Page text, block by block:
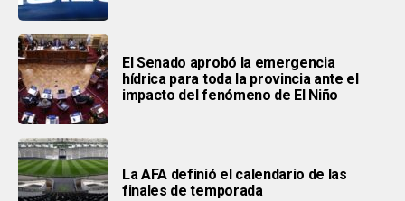
El Senado aprobó la emergencia
hídrica para toda la provincia ante el
impacto del fenómeno de El Niño
La AFA definió el calendario de las
finales de temporada